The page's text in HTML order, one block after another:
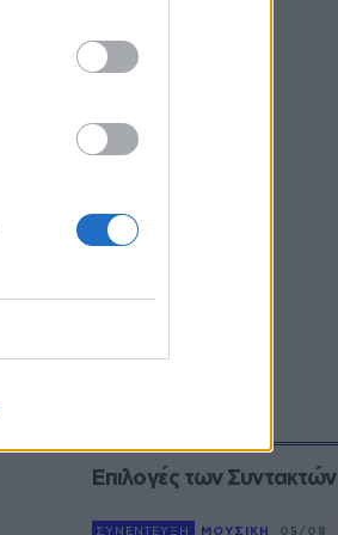
Επιλογές των Συντακτών
ΣΥΝΕΝΤΕΥΞΗ ΜΟΥΣΙΚΗ 05/08